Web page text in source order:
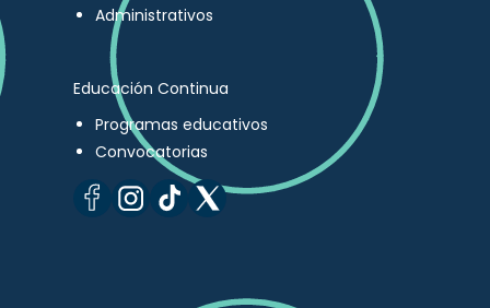
Administrativos
Educación Continua
Programas educativos
Convocatorias